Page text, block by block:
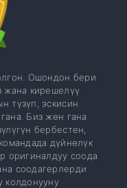
Ошондон бери
жана кирешелүү
түзүп, эскисин
Биз жөн гана
бербестен,
дүйнөлүк
оригиналдуу соода
соодагерлерди
колдонууну